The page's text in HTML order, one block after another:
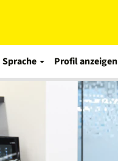
Sprache Profil anzeigen